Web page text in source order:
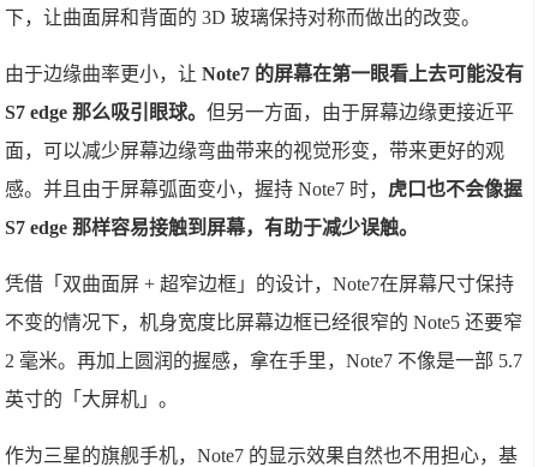
下，让曲面屏和背面的 3D 玻璃保持对称而做出的改变。
由于边缘曲率更小，让Note7 的屏幕在第一眼看上去可能没有
S7 edge 那么吸引眼球。但另一方面，由于屏幕边缘更接近平
面，可以减少屏幕边缘弯曲带来的视觉形变，带来更好的观
感。并且由于屏幕弧面变小，握持 Note7 时， 虎口也不会像握
S7 edge 那样容易接触到屏幕，有助于减少误触。
凭借「双曲面屏 + 超窄边框」的设计，Note7在屏幕尺寸保持
不变的情况下，机身宽度比屏幕边框已经很窄的 Note5 还要窄
2 毫米。再加上圆润的握感，拿在手里，Note7 不像是一部 5.7
英寸的「大屏机」。
作为三星的旗舰手机，Note7 的显示效果自然也不用担心，基